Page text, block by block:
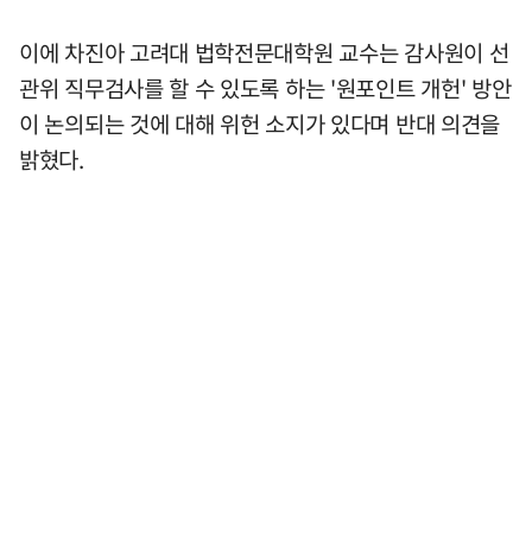
이에 차진아 고려대 법학전문대학원 교수는 감사원이 선
관위 직무검사를 할 수 있도록 하는 '원포인트 개헌' 방안
이 논의되는 것에 대해 위헌 소지가 있다며 반대 의견을
밝혔다.